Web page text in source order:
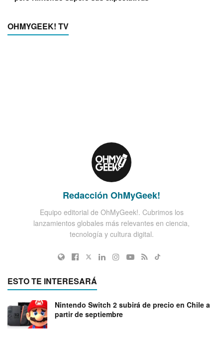
OHMYGEEK! TV
Redacción OhMyGeek!
Equipo editorial de OhMyGeek!. Cubrimos los
lanzamientos globales más relevantes en ciencia,
tecnología y cultura digital.
ESTO TE INTERESARÁ
Nintendo Switch 2 subirá de precio en Chile a
partir de septiembre